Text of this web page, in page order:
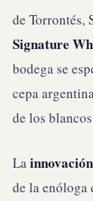
de Torrontés,
Signature
bodega se
cepa
de los
Lainnovación
de la